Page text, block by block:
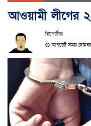
আওয়ামী লীগের ২৫
রিপোর্টার
আপডেট সময়